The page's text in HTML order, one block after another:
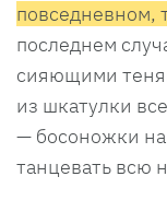
повседневном,
последнем
сияющими
из шкатулки
— босоножки на
танцевать всю